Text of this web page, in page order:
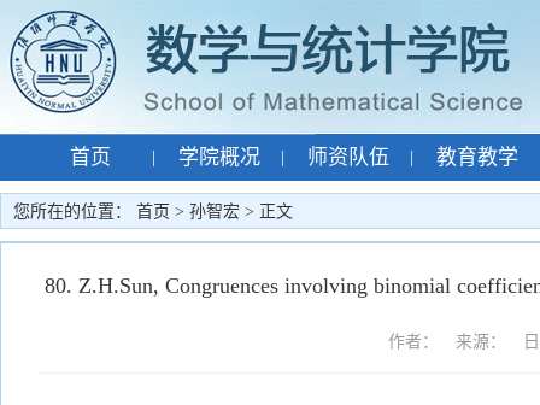
首页 学院概况 师资队伍 教育教学
专题网站 | 孙智宏 |
您所在的位置： 首页 > 孙智宏 > 正文
80. Z.H.Sun, Congruences involving binomial
作者： 来源： 日